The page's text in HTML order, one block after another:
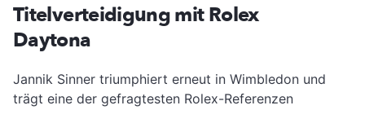
Titelverteidigung mit Rolex
Daytona
Jannik Sinner triumphiert erneut in Wimbledon und
trägt eine der gefragtesten Rolex-Referenzen